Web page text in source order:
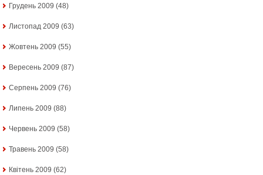
Грудень 2009 (48)
Листопад 2009 (63)
Жовтень 2009 (55)
Вересень 2009 (87)
Серпень 2009 (76)
Липень 2009 (88)
Червень 2009 (58)
Травень 2009 (58)
Квітень 2009 (62)